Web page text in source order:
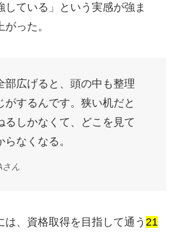
している」という実感が強ま
った。
部広げると、頭の中も整理
がするんです。狭い机だと
るしかなくて、どこを見て
なくなる。
さん
は、資格取得を目指して通う 21